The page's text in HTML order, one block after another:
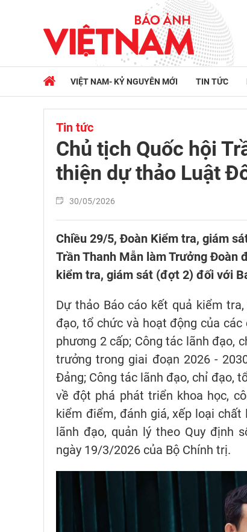
VIỆT NAM- KỶ NGUYÊN MỚI TIN TỨC
Tin tức
Chủ tịch Quốc hội
thiện dự thảo Luật
30/05/2026
Chiều 29/5, Đoàn Kiểm tra, giám
Trần Thanh Mẫn làm Trưởng Đoàn
kiểm tra, giám sát (đợt 2) đối với
Dự thảo Báo cáo kết quả kiểm
đạo, tổ chức và hoạt động của
phương 2 cấp; Công tác lãnh đạo,
trưởng trong giai đoạn 2026 -
Đảng; Công tác lãnh đạo, chỉ đạo,
về đột phá phát triển khoa học,
kiểm điểm, đánh giá, xếp loại
lãnh đạo, quản lý theo Quy định
ngày 19/3/2026 của Bộ Chính trị.